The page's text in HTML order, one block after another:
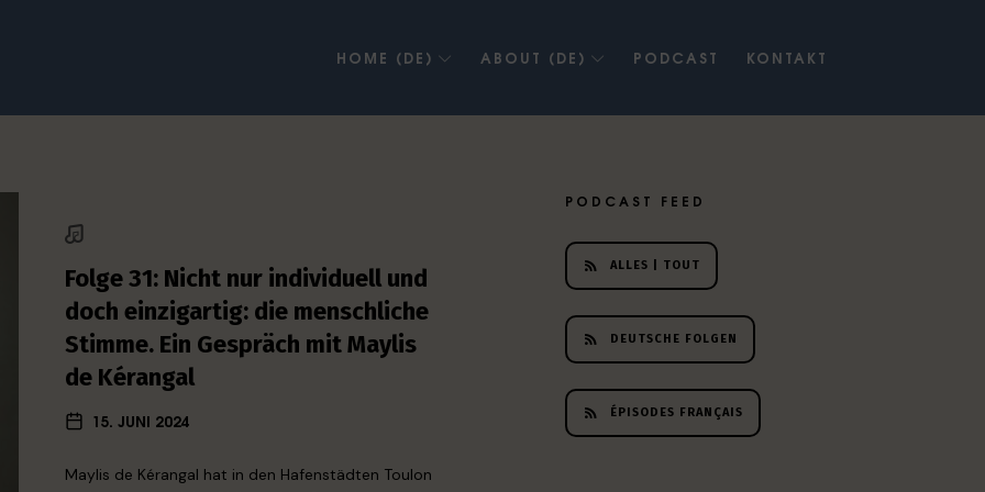
HOME (DE) ABOUT (DE) PODCAST KONTAKT
Folge 31: Nicht nur individuell und
doch einzigartig: die menschliche
Stimme. Ein Gespräch mit Maylis
de Kérangal
15. JUNI 2024
Maylis de Kérangal hat in den Hafenstädten Toulon
PODCAST FEED
ALLES | TOUT
DEUTSCHE FOLGEN
ÉPISODES FRANÇAIS